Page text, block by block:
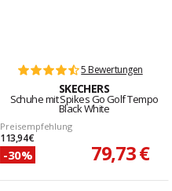
5 Bewertungen
SKECHERS
Schuhe mit Spikes Go Golf Tempo
Black White
Preisempfehlung
113,94 €
-30% 79,73 €